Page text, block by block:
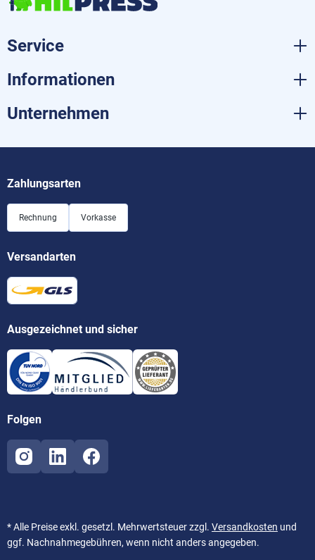
Service
Informationen
Unternehmen
Zahlungsarten
Rechnung Vorkasse
Versandarten
Ausgezeichnet und sicher
Folgen
* Alle Preise exkl. gesetzl. Mehrwertsteuer zzgl. Versandkosten und
ggf. Nachnahmegebühren, wenn nicht anders angegeben.